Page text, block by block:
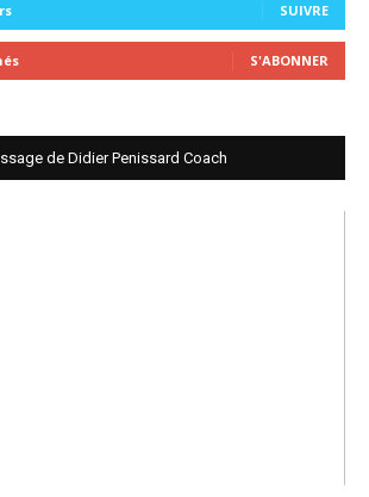
SUIVRE
S'ABONNER
de Didier Penissard Coach